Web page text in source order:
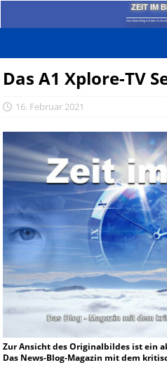
ZEIT IM
Das News-Blog mit dem
Das A1 Xplore-TV
16. Februar 2021
Zur Ansicht des Originalbildes ist ein
Das News-Blog-Magazin mit dem